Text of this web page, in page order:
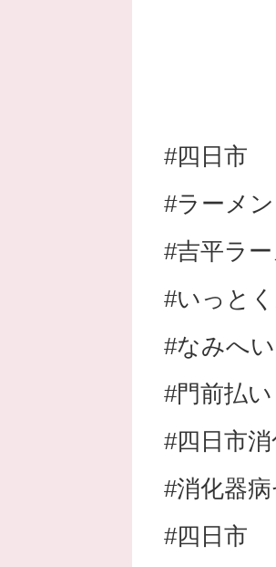
#四日市
#ラーメン
#吉平ラ
#いっと
#なみへい
#門前払い
#四日市
#消化器
#四日市